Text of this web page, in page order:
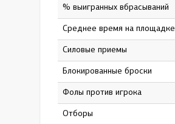
% выигранных вбрасываний
Среднее время на площадке
Силовые приемы
Блокированные броски
Фолы против игрока
Отборы